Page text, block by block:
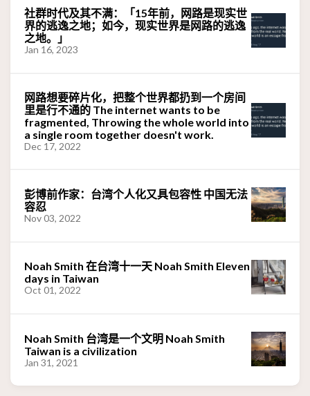
社群时代及其不满：「15年前，网路是现实世
界的逃逸之地；如今，现实世界是网路的逃逸
之地。」
Jan 16, 2023
网路想要碎片化，把整个世界都扔到一个房间
里是行不通的 The internet wants to be
fragmented, Throwing the whole world into
a single room together doesn't work.
Dec 17, 2022
彭博前作家：台湾个人化又具包容性 中国无法
容忍
Nov 03, 2022
Noah Smith 在台湾十一天 Noah Smith Eleven
days in Taiwan
Oct 01, 2022
Noah Smith 台湾是一个文明 Noah Smith
Taiwan is a civilization
Jan 31, 2021